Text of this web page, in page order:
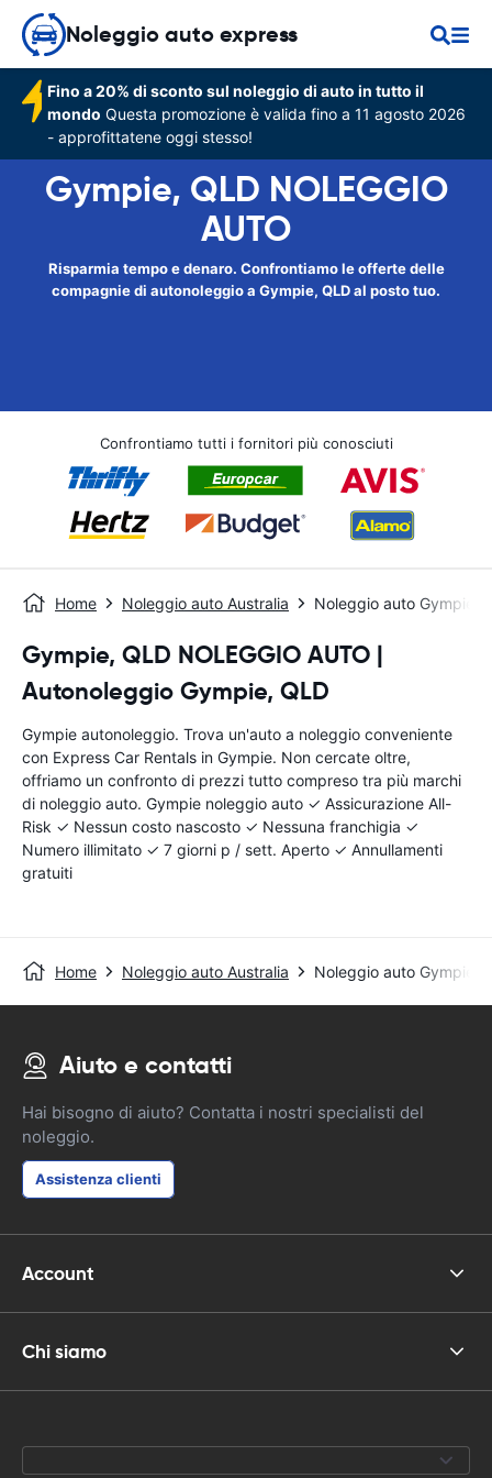
Noleggio auto express
Fino a 20% di sconto sul noleggio di auto in tutto il
mondo Questa promozione è valida fino a 11 agosto 2026
- approfittatene oggi stesso!
Gympie, QLD NOLEGGIO
AUTO
Risparmia tempo e denaro. Confrontiamo le offerte delle
compagnie di autonoleggio a Gympie, QLD al posto tuo.
Confrontiamo tutti i fornitori più conosciuti
Home Noleggio auto Australia Noleggio auto Gympie
Gympie, QLD NOLEGGIO AUTO |
Autonoleggio Gympie, QLD
Gympie autonoleggio. Trova un'auto a noleggio conveniente
con Express Car Rentals in Gympie. Non cercate oltre,
offriamo un confronto di prezzi tutto compreso tra più marchi
di noleggio auto. Gympie noleggio auto ✓ Assicurazione All-
Risk ✓ Nessun costo nascosto ✓ Nessuna franchigia ✓
Numero illimitato ✓ 7 giorni p / sett. Aperto ✓ Annullamenti
gratuiti
Home Noleggio auto Australia Noleggio auto Gympie
Aiuto e contatti
Hai bisogno di aiuto? Contatta i nostri specialisti del
noleggio.
Assistenza clienti
Account
Chi siamo